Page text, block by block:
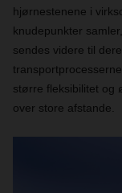
hjørnestenene i
knudepunkter
sendes videre til
større fleksibilitet og
over store afstande.